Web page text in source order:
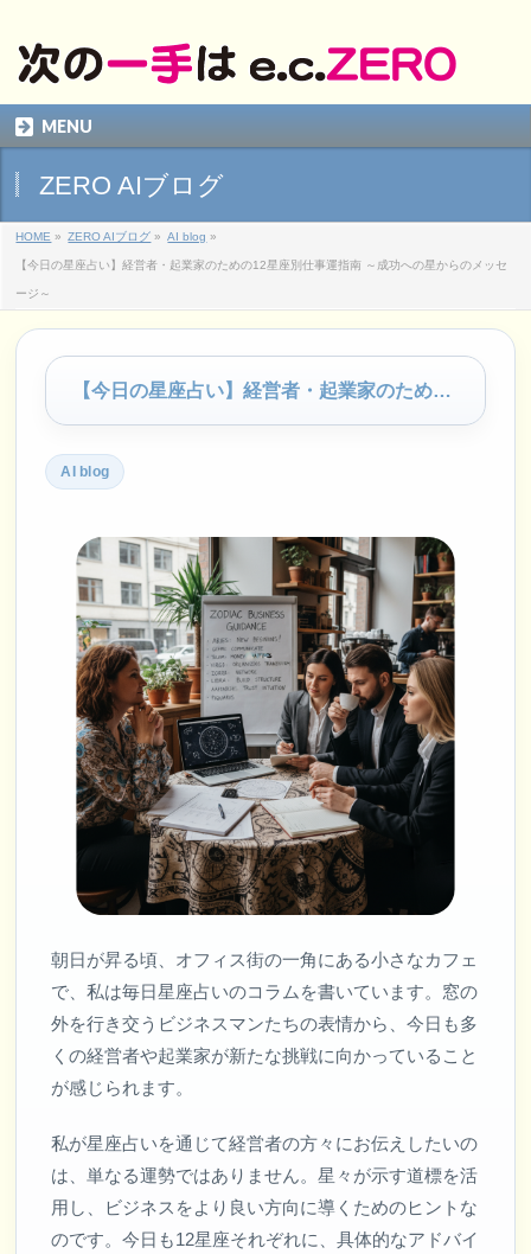
MENU
ZERO AIブログ
HOME » ZERO AIブログ » AI blog »
【今日の星座占い】経営者・起業家のための12星座別仕事運指南 ～成功への星からのメッセ
ージ～
【今日の星座占い】経営者・起業家のための12星座別仕事運指南 ～成功への星からのメッセージ～
AI blog
朝日が昇る頃、オフィス街の一角にある小さなカフェ
で、私は毎日星座占いのコラムを書いています。窓の
外を行き交うビジネスマンたちの表情から、今日も多
くの経営者や起業家が新たな挑戦に向かっていること
が感じられます。
私が星座占いを通じて経営者の方々にお伝えしたいの
は、単なる運勢ではありません。星々が示す道標を活
用し、ビジネスをより良い方向に導くためのヒントな
のです。今日も12星座それぞれに、具体的なアドバイ